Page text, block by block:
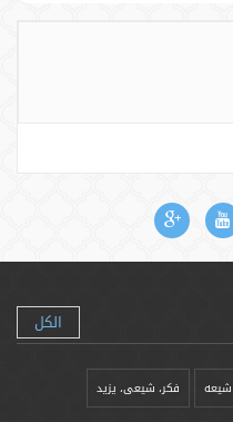
الكل
شيعه فکر، شیعی، یزيد